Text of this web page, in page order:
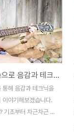
할 수 있어요.디스토
왜곡 사운드로 락,
리를 반복 재생해 공
로에 효과적리버브:
이브홀에 있는 듯한 느
을 약간씩 변형해 풍성
달: 주로 리듬과 멜로
을 더함초보자라면 먼
며 각 페달의 소리를
쉬운 스케일 연습으로 음감과 테크닉 확실히 키우기 🎸✨
통해 음감과 테크닉을
이야기해보겠습니다.
기초부터 차근차근 이